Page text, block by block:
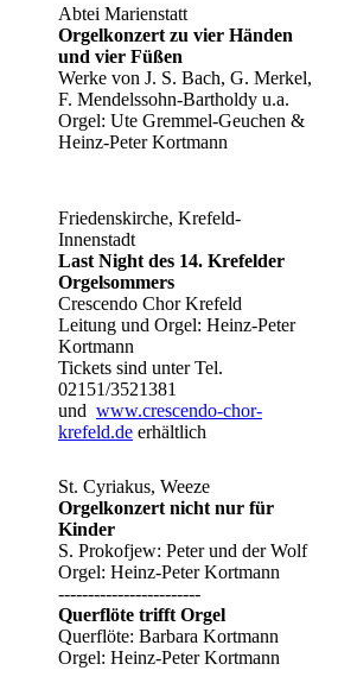
Abtei Marienstatt
Orgelkonzert zu vier Händen
und vier Füßen
Werke von J. S. Bach, G. Merkel,
F. Mendelssohn-Bartholdy u.a.
Orgel: Ute Gremmel-Geuchen &
Heinz-Peter Kortmann
Friedenskirche, Krefeld-
Innenstadt
Last Night des 14. Krefelder
Orgelsommers
Crescendo Chor Krefeld
Leitung und Orgel: Heinz-Peter
Kortmann
Tickets sind unter Tel.
02151/3521381
und www.crescendo-chor-
krefeld.de erhältlich
St. Cyriakus, Weeze
Orgelkonzert nicht nur für
Kinder
S. Prokofjew: Peter und der Wolf
Orgel: Heinz-Peter Kortmann
------------------------
Querflöte trifft Orgel
Querflöte: Barbara Kortmann
Orgel: Heinz-Peter Kortmann